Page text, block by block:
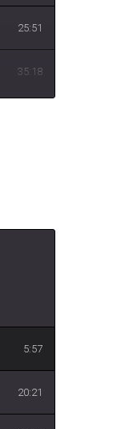
25:51
35:18
5:57
20:21